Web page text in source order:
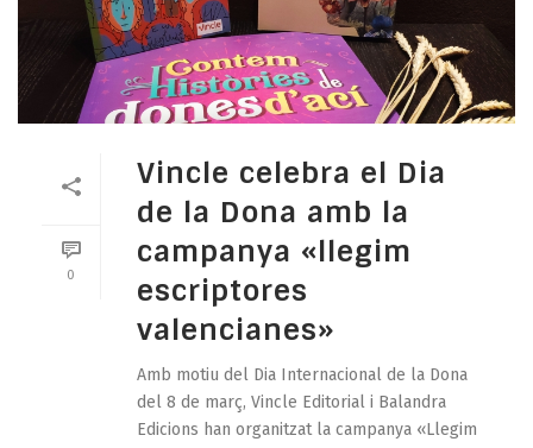
0
Vincle celebra el Dia
de la Dona amb la
campanya «llegim
escriptores
valencianes»
Amb motiu del Dia Internacional de la Dona
del 8 de març, Vincle Editorial i Balandra
Edicions han organitzat la campanya «Llegim